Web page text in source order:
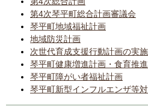
第4次琴平町総合計画審議会
琴平町地域福祉計画
地域防災計画
次世代育成支援行動計画の実
琴平町健康増進計画・食育推
琴平町障がい者福祉計画
琴平町新型インフルエンザ等